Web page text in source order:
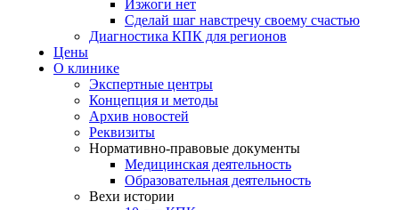
Изжоги нет
Сделай шаг навстречу своему счастью
Диагностика КПК для регионов
Цены
О клинике
Экспертные центры
Концепция и методы
Архив новостей
Реквизиты
Нормативно-правовые документы
Медицинская деятельность
Образовательная деятельность
Вехи истории